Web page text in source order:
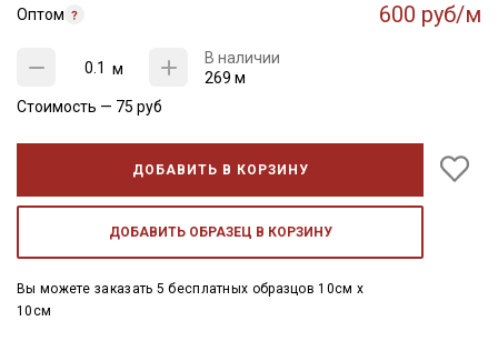
Оптом 600 руб/м
м
В наличии
269 м
Стоимость — 75 руб
ДОБАВИТЬ В КОРЗИНУ
ДОБАВИТЬ ОБРАЗЕЦ В КОРЗИНУ
Вы можете заказать 5 бесплатных образцов 10см x
10см